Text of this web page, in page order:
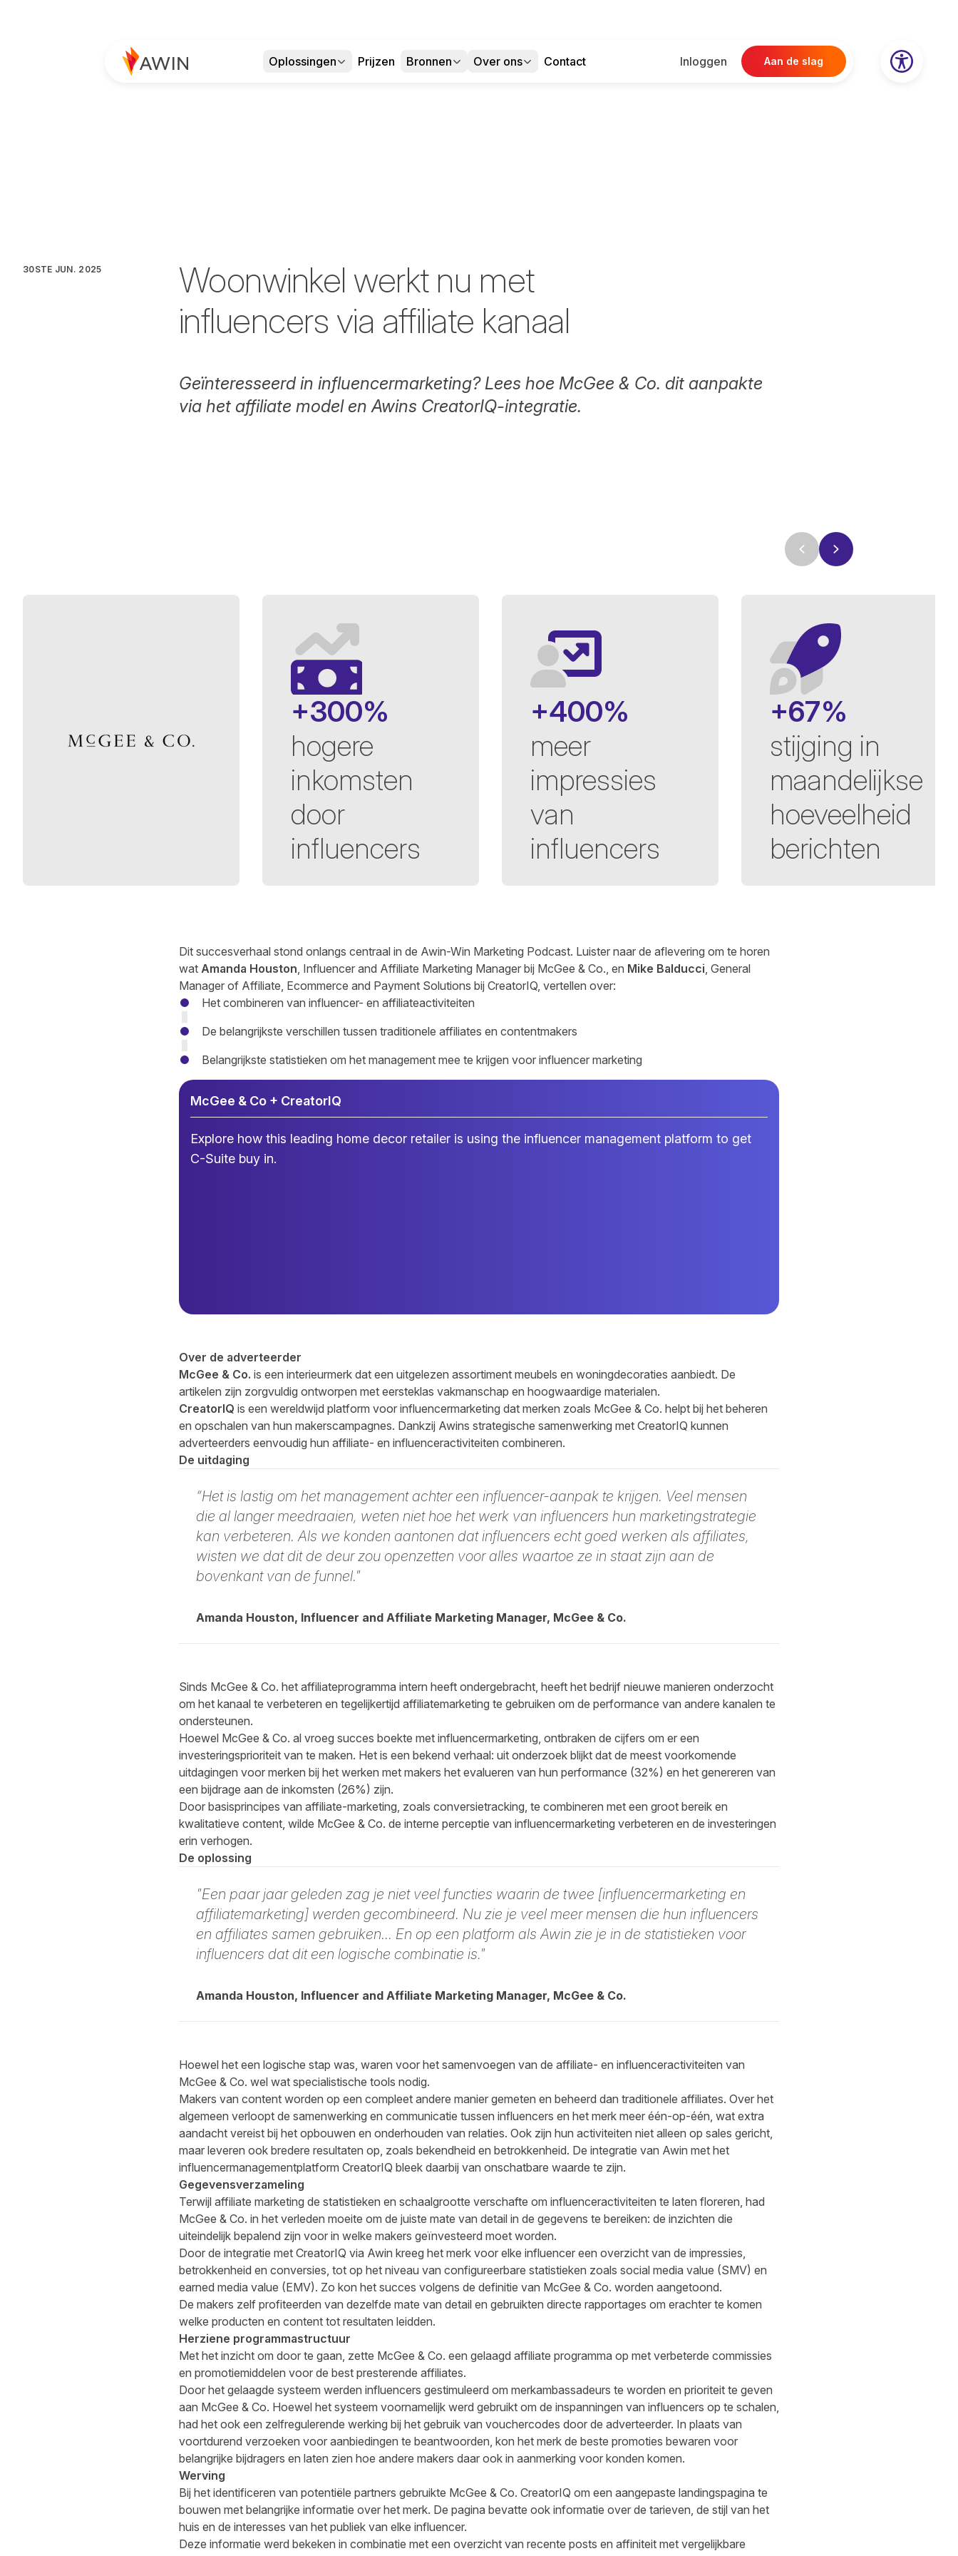
Oplossingen Prijzen Bronnen Over ons Contact Inloggen Aan de slag
30STE JUN. 2025
Woonwinkel werkt nu met
influencers via affiliate kanaal
Geïnteresseerd in influencermarketing? Lees hoe McGee & Co. dit aanpakte
via het affiliate model en Awins CreatorIQ-integratie.
+300%
hogere
inkomsten
door
influencers
+400%
meer
impressies
van
influencers
+67%
stijging in
maandelijkse
hoeveelheid
berichten
Dit succesverhaal stond onlangs centraal in de Awin-Win Marketing Podcast. Luister naar de aflevering om te horen
wat Amanda Houston, Influencer and Affiliate Marketing Manager bij McGee & Co., en Mike Balducci, General
Manager of Affiliate, Ecommerce and Payment Solutions bij CreatorIQ, vertellen over:
Het combineren van influencer- en affiliateactiviteiten
De belangrijkste verschillen tussen traditionele affiliates en contentmakers
Belangrijkste statistieken om het management mee te krijgen voor influencer marketing
McGee & Co + CreatorIQ
Explore how this leading home decor retailer is using the influencer management platform to get
C-Suite buy in.
Over de adverteerder
McGee & Co. is een interieurmerk dat een uitgelezen assortiment meubels en woningdecoraties aanbiedt. De
artikelen zijn zorgvuldig ontworpen met eersteklas vakmanschap en hoogwaardige materialen.
CreatorIQ is een wereldwijd platform voor influencermarketing dat merken zoals McGee & Co. helpt bij het beheren
en opschalen van hun makerscampagnes. Dankzij Awins strategische samenwerking met CreatorIQ kunnen
adverteerders eenvoudig hun affiliate- en influenceractiviteiten combineren.
De uitdaging
“Het is lastig om het management achter een influencer-aanpak te krijgen. Veel mensen
die al langer meedraaien, weten niet hoe het werk van influencers hun marketingstrategie
kan verbeteren. Als we konden aantonen dat influencers echt goed werken als affiliates,
wisten we dat dit de deur zou openzetten voor alles waartoe ze in staat zijn aan de
bovenkant van de funnel."
Amanda Houston, Influencer and Affiliate Marketing Manager, McGee & Co.
Sinds McGee & Co. het affiliateprogramma intern heeft ondergebracht, heeft het bedrijf nieuwe manieren onderzocht
om het kanaal te verbeteren en tegelijkertijd affiliatemarketing te gebruiken om de performance van andere kanalen te
ondersteunen.
Hoewel McGee & Co. al vroeg succes boekte met influencermarketing, ontbraken de cijfers om er een
investeringsprioriteit van te maken. Het is een bekend verhaal: uit onderzoek blijktdat de meest voorkomende
uitdagingen voor merken bij het werken met makers het evalueren van hun performance (32%) en het genereren van
een bijdrage aan de inkomsten (26%) zijn.
Door basisprincipes van affiliate-marketing, zoals conversietracking, te combineren met een groot bereik en
kwalitatieve content, wilde McGee & Co. de interne perceptie van influencermarketing verbeteren en de investeringen
erin verhogen.
De oplossing
"Een paar jaar geleden zag je niet veel functies waarin de twee [influencermarketing en
affiliatemarketing] werden gecombineerd. Nu zie je veel meer mensen die hun influencers
en affiliates samen gebruiken... En op een platform als Awin zie je in de statistieken voor
influencers dat dit een logische combinatie is."
Amanda Houston, Influencer and Affiliate Marketing Manager, McGee & Co.
Hoewel het een logische stap was, waren voor het samenvoegen van de affiliate- en influenceractiviteiten van
McGee & Co. wel wat specialistische tools nodig.
Makers van content worden op een compleet andere manier gemeten en beheerd dan traditionele affiliates. Over het
algemeen verloopt de samenwerking en communicatie tussen influencers en het merk meer één-op-één, wat extra
aandacht vereist bij het opbouwen en onderhouden van relaties. Ook zijn hun activiteiten niet alleen op sales gericht,
maar leveren ook bredere resultaten op, zoals bekendheid en betrokkenheid. De integratie van Awin met het
influencermanagementplatform CreatorIQ bleek daarbij van onschatbare waarde te zijn.
Gegevensverzameling
Terwijl affiliate marketing de statistieken en schaalgrootte verschafte om influenceractiviteiten te laten floreren, had
McGee & Co. in het verleden moeite om de juiste mate van detail in de gegevens te bereiken: de inzichten die
uiteindelijk bepalend zijn voor in welke makers geïnvesteerd moet worden.
Door de integratie met CreatorIQ via Awin kreeg het merk voor elke influencer een overzicht van de impressies,
betrokkenheid en conversies, tot op het niveau van configureerbare statistieken zoals social media value (SMV) en
earned media value (EMV). Zo kon het succes volgens de definitie van McGee & Co. worden aangetoond.
De makers zelf profiteerden van dezelfde mate van detail en gebruikten directe rapportages om erachter te komen
welke producten en content tot resultaten leidden.
Herziene programmastructuur
Met het inzicht om door te gaan, zette McGee & Co. een gelaagd affiliate programma op met verbeterde commissies
en promotiemiddelen voor de best presterende affiliates.
Door het gelaagde systeem werden influencers gestimuleerd om merkambassadeurs te worden en prioriteit te geven
aan McGee & Co. Hoewel het systeem voornamelijk werd gebruikt om de inspanningen van influencers op te schalen,
had het ook een zelfregulerende werking bij het gebruik van vouchercodes door de adverteerder. In plaats van
voortdurend verzoeken voor aanbiedingen te beantwoorden, kon het merk de beste promoties bewaren voor
belangrijke bijdragers en laten zien hoe andere makers daar ook in aanmerking voor konden komen.
Werving
Bij het identificeren van potentiële partners gebruikte McGee & Co. CreatorIQ om een aangepaste landingspagina te
bouwen met belangrijke informatie over het merk. De pagina bevatte ook informatie over de tarieven, de stijl van het
huis en de interesses van het publiek van elke influencer.
Deze informatie werd bekeken in combinatie met een overzicht van recente posts en affiniteit met vergelijkbare